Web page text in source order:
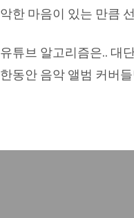
악한 마음이 있는 만큼
유튜브 알고리즘은.. 대
한동안 음악 앨범 커버